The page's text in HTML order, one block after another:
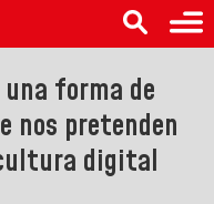
forma de
nos pretenden
digital